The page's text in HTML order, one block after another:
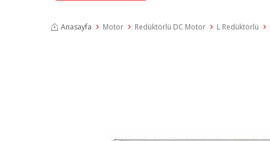
Anasayfa Motor Redüktörlü DC Motor L Redüktörlü